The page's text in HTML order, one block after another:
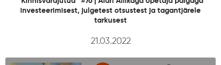
investeerimisest, julgetest otsustest ja tagantjärele
tarkusest
21.03.2022